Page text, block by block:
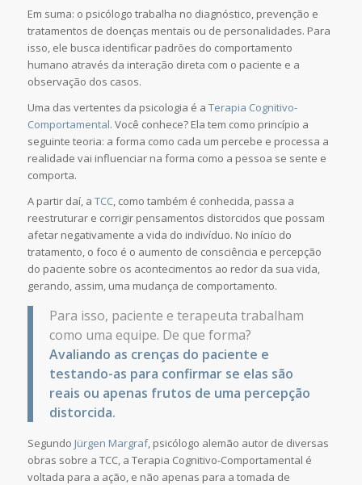
Em suma: o psicólogo trabalha no diagnóstico, prevenção e
tratamentos de doenças mentais ou de personalidades. Para
isso, ele busca identificar padrões do comportamento
humano através da interação direta com o paciente e a
observação dos casos.
Uma das vertentes da psicologia é a Terapia Cognitivo-
Comportamental. Você conhece? Ela tem como princípio a
seguinte teoria: a forma como cada um percebe e processa a
realidade vai influenciar na forma como a pessoa se sente e
comporta.
A partir daí, a TCC, como também é conhecida, passa a
reestruturar e corrigir pensamentos distorcidos que possam
afetar negativamente a vida do indivíduo. No início do
tratamento, o foco é o aumento de consciência e percepção
do paciente sobre os acontecimentos ao redor da sua vida,
gerando, assim, uma mudança de comportamento.
Para isso, paciente e terapeuta trabalham
como uma equipe. De que forma?
Avaliando as crenças do paciente e
testando-as para confirmar se elas são
reais ou apenas frutos de uma percepção
distorcida.
Segundo Jürgen Margraf, psicólogo alemão autor de diversas
obras sobre a TCC, a Terapia Cognitivo-Comportamental é
voltada para a ação, e não apenas para a tomada de